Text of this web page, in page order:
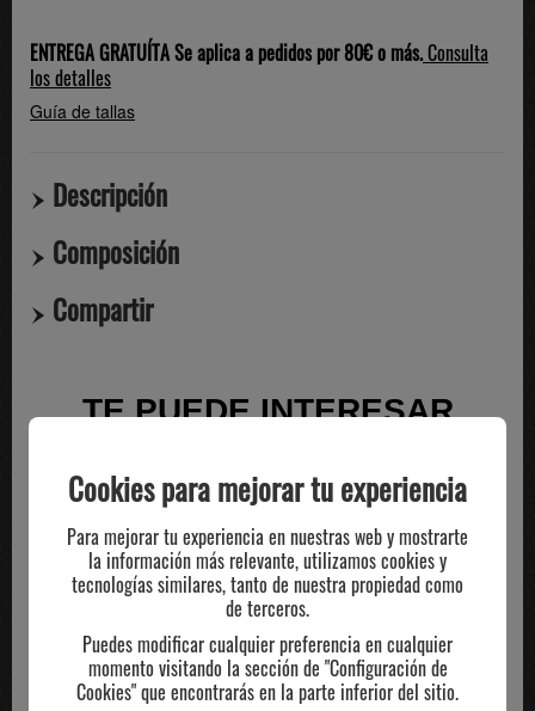
ENTREGA GRATUÍTA Se aplica a pedidos por 80€ o más.Consulta
los detalles
Guía de tallas
Descripción
Composición
Compartir
TE PUEDE INTERESAR
Cookies para mejorar tu experiencia
Para mejorar tu experiencia en nuestras web y mostrarte
la información más relevante, utilizamos cookies y
tecnologías similares, tanto de nuestra propiedad como
de terceros.
Puedes modificar cualquier preferencia en cualquier
momento visitando la sección de "Configuración de
Cookies" que encontrarás en la parte inferior del sitio.